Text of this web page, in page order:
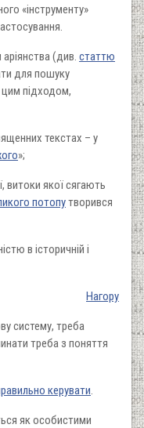
«інструменту»
(див. статтю
для пошуку
цим підходом,
текстах – у
»;
витоки якої сягають
потопутворився
в історичній і
Нагору
систему, треба
треба з поняття
керувати.
як особистими